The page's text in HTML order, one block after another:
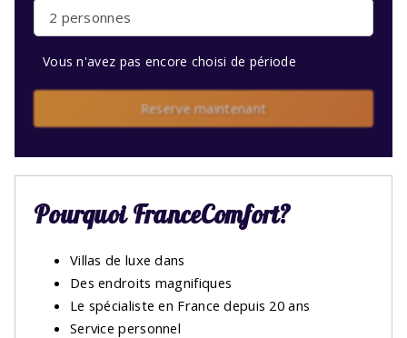
2 personnes
Vous n'avez pas encore choisi de période
Reserve maintenant
Pourquoi FranceComfort?
Villas de luxe dans
Des endroits magnifiques
Le spécialiste en France depuis 20 ans
Service personnel